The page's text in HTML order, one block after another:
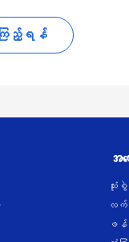
ကြည့်ရန်
အ
သုံး
လက်လီ
ဖန်